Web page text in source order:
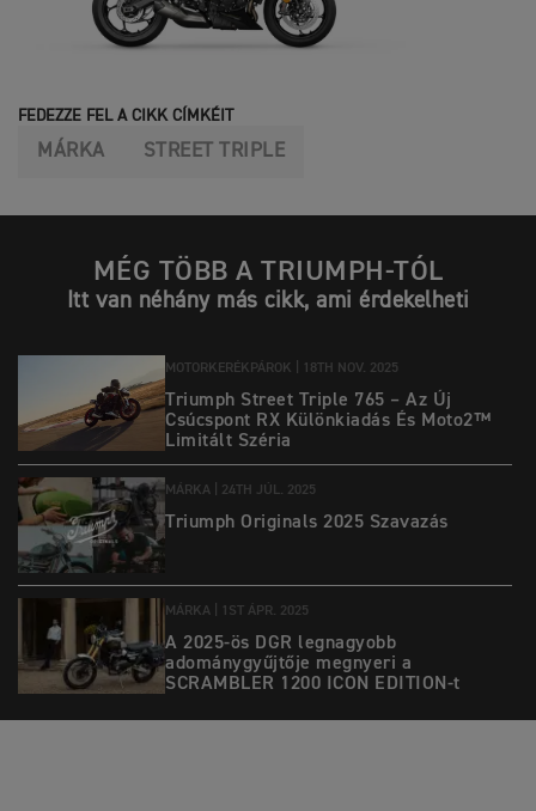
FEDEZZE FEL A CIKK CÍMKÉIT
MÁRKA STREET TRIPLE
MÉG TÖBB A TRIUMPH-TÓL
Itt van néhány más cikk, ami érdekelheti
MOTORKERÉKPÁROK | 18TH NOV. 2025
Triumph Street Triple 765 – Az Új
Csúcspont RX Különkiadás És Moto2™
Limitált Széria
MÁRKA | 24TH JÚL. 2025
Triumph Originals 2025 Szavazás
MÁRKA | 1ST ÁPR. 2025
A 2025-ös DGR legnagyobb
adománygyűjtője megnyeri a
SCRAMBLER 1200 ICON EDITION-t